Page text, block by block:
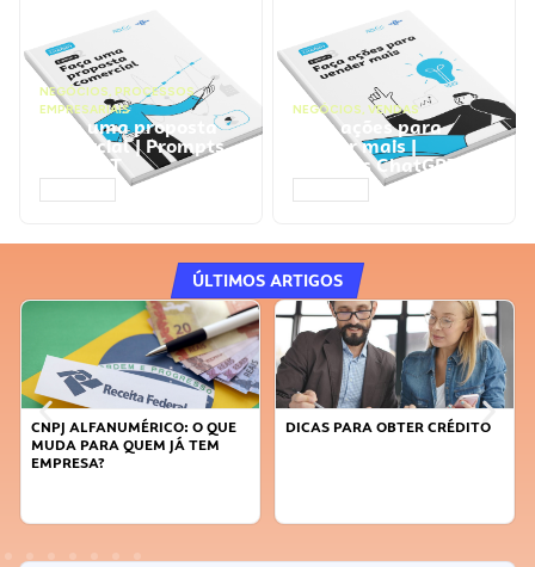
NEGÓCIOS, PROCESSOS
EMPRESARIAIS
Faça uma proposta
comercial | Prompts
ChatGPT
NEGÓCIOS, VENDAS
Faça ações para
vender mais |
Prompts ChatGPT
ÚLTIMOS ARTIGOS
CNPJ ALFANUMÉRICO: O QUE
MUDA PARA QUEM JÁ TEM
EMPRESA?
DICAS PARA OBTER CRÉDITO